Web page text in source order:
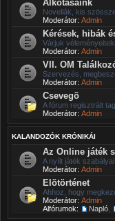
Alkotásaink
Novellák, kis
Moderátor: Admin
Kérések, hibák
Várjuk
Moderátor: Admin
VII. OM
Szervezés,
Moderátor: Admin
Csevegõ
A fórum regisztrált
Moderátor: Admin
KALANDOZÓK KRÓNIKÁI
Az Online játék
A nyílt játék szabályai
Moderátor: Admin
Elõtörténet
Ahhoz, hogy
Moderátor: Admin
Alfórumok:
Napló